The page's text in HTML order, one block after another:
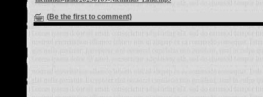
(Be the first to comment)